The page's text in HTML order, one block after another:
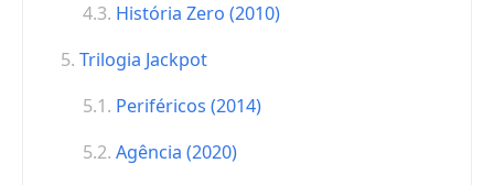
História Zero (2010)
Trilogia Jackpot
Periféricos (2014)
Agência (2020)